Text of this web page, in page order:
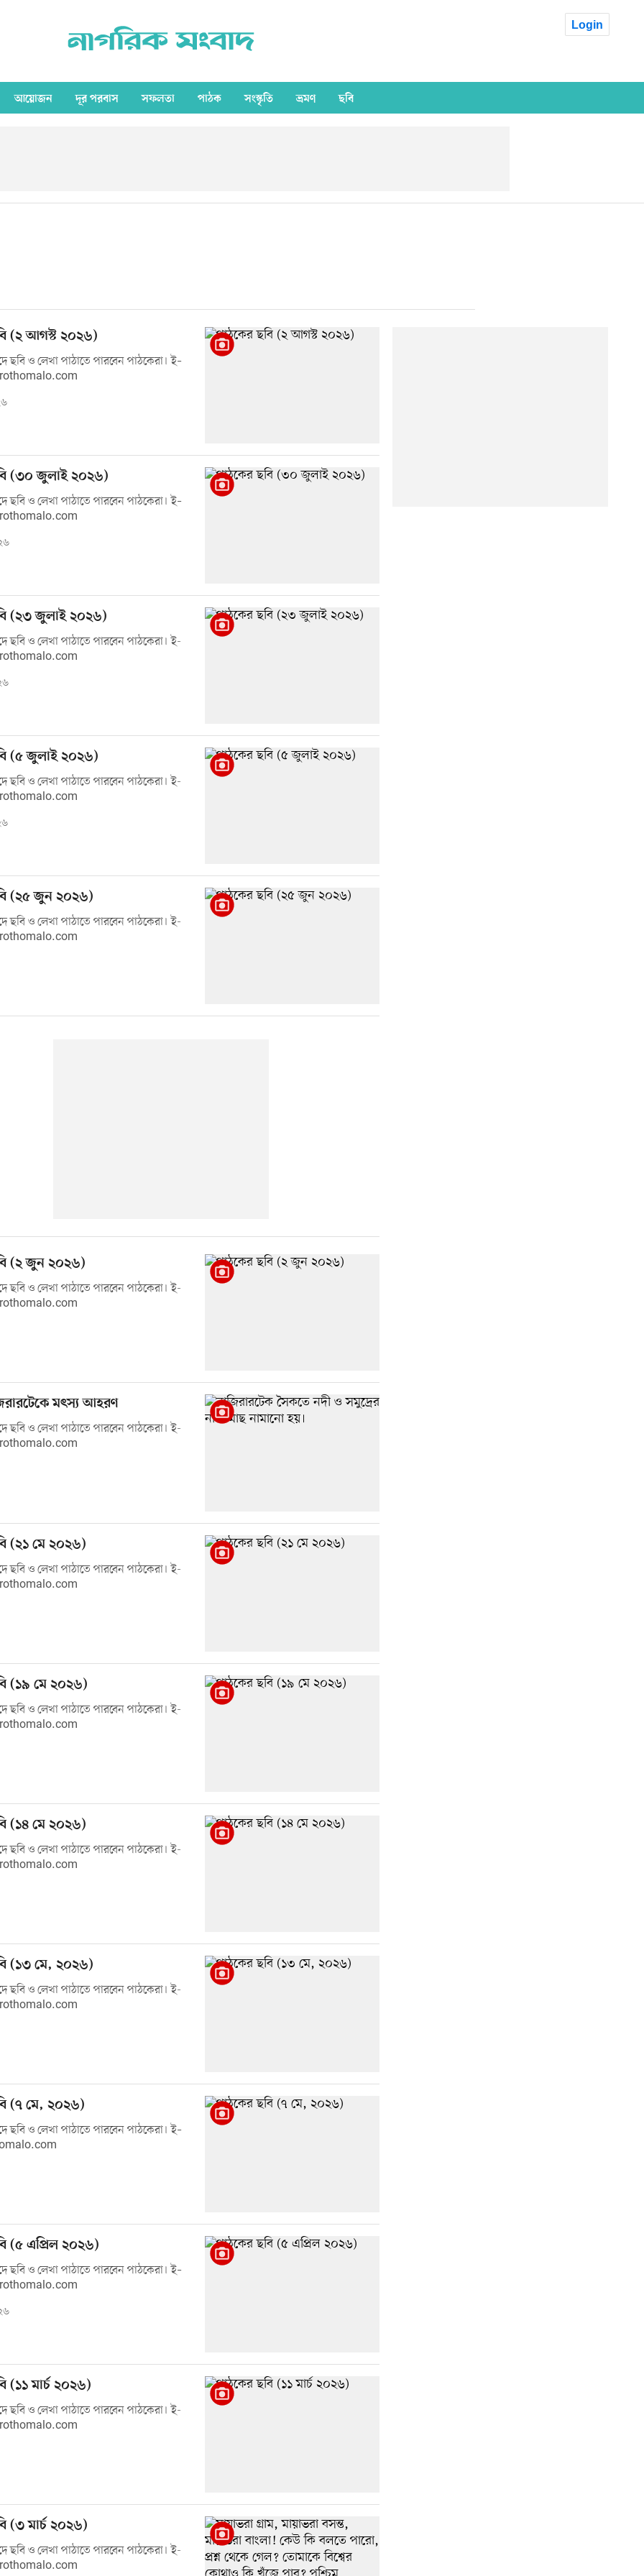
Login
আয়োজন দূর পরবাস সফলতা পাঠক সংস্কৃতি ভ্রমণ ছবি
(২ আগস্ট ২০২৬)
ছবি ও লেখা পাঠাতে পারবেন পাঠকেরা। ই–
(৩০ জুলাই ২০২৬)
ছবি ও লেখা পাঠাতে পারবেন পাঠকেরা। ই–
(২৩ জুলাই ২০২৬)
ছবি ও লেখা পাঠাতে পারবেন পাঠকেরা। ই-
(৫ জুলাই ২০২৬)
ছবি ও লেখা পাঠাতে পারবেন পাঠকেরা। ই-
(২৫ জুন ২০২৬)
ছবি ও লেখা পাঠাতে পারবেন পাঠকেরা। ই-
(২ জুন ২০২৬)
ছবি ও লেখা পাঠাতে পারবেন পাঠকেরা। ই-
মৎস্য আহরণ
ছবি ও লেখা পাঠাতে পারবেন পাঠকেরা। ই-
(২১ মে ২০২৬)
ছবি ও লেখা পাঠাতে পারবেন পাঠকেরা। ই-
(১৯ মে ২০২৬)
ছবি ও লেখা পাঠাতে পারবেন পাঠকেরা। ই-
(১৪ মে ২০২৬)
ছবি ও লেখা পাঠাতে পারবেন পাঠকেরা। ই-
(১৩ মে, ২০২৬)
ছবি ও লেখা পাঠাতে পারবেন পাঠকেরা। ই-
(৭ মে, ২০২৬)
ছবি ও লেখা পাঠাতে পারবেন পাঠকেরা। ই–
(৫ এপ্রিল ২০২৬)
ছবি ও লেখা পাঠাতে পারবেন পাঠকেরা। ই–
(১১ মার্চ ২০২৬)
ছবি ও লেখা পাঠাতে পারবেন পাঠকেরা। ই-
(৩ মার্চ ২০২৬)
ছবি ও লেখা পাঠাতে পারবেন পাঠকেরা। ই-